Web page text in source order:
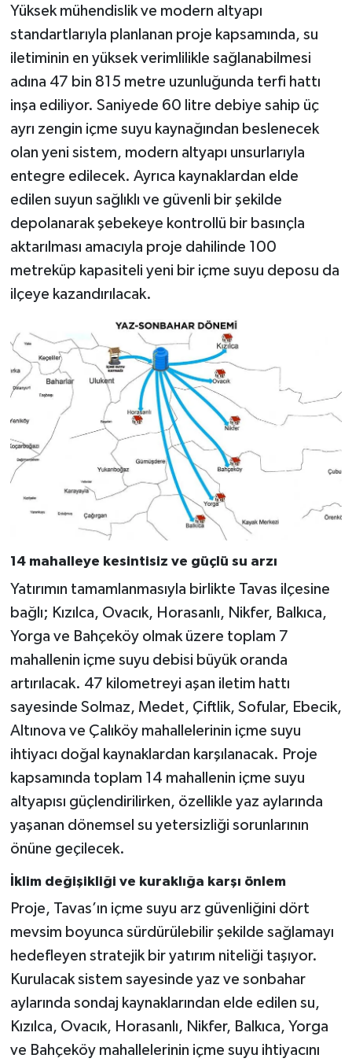
Yüksek mühendislik ve modern altyapı
standartlarıyla planlanan proje kapsamında, su
iletiminin en yüksek verimlilikle sağlanabilmesi
adına 47 bin 815 metre uzunluğunda terfi hattı
inşa ediliyor. Saniyede 60 litre debiye sahip üç
ayrı zengin içme suyu kaynağından beslenecek
olan yeni sistem, modern altyapı unsurlarıyla
entegre edilecek. Ayrıca kaynaklardan elde
edilen suyun sağlıklı ve güvenli bir şekilde
depolanarak şebekeye kontrollü bir basınçla
aktarılması amacıyla proje dahilinde 100
metreküp kapasiteli yeni bir içme suyu deposu da
ilçeye kazandırılacak.
14 mahalleye kesintisiz ve güçlü su arzı
Yatırımın tamamlanmasıyla birlikte Tavas ilçesine
bağlı; Kızılca, Ovacık, Horasanlı, Nikfer, Balkıca,
Yorga ve Bahçeköy olmak üzere toplam 7
mahallenin içme suyu debisi büyük oranda
artırılacak. 47 kilometreyi aşan iletim hattı
sayesinde Solmaz, Medet, Çiftlik, Sofular, Ebecik,
Altınova ve Çalıköy mahallelerinin içme suyu
ihtiyacı doğal kaynaklardan karşılanacak. Proje
kapsamında toplam 14 mahallenin içme suyu
altyapısı güçlendirilirken, özellikle yaz aylarında
yaşanan dönemsel su yetersizliği sorunlarının
önüne geçilecek.
İklim değişikliği ve kuraklığa karşı önlem
Proje, Tavas’ın içme suyu arz güvenliğini dört
mevsim boyunca sürdürülebilir şekilde sağlamayı
hedefleyen stratejik bir yatırım niteliği taşıyor.
Kurulacak sistem sayesinde yaz ve sonbahar
aylarında sondaj kaynaklarından elde edilen su,
Kızılca, Ovacık, Horasanlı, Nikfer, Balkıca, Yorga
ve Bahçeköy mahallelerinin içme suyu ihtiyacını